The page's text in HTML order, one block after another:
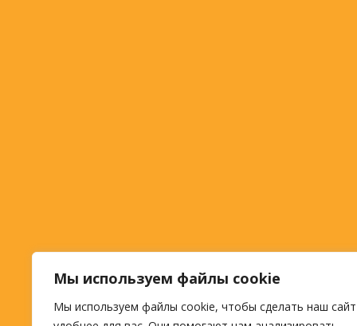
Мы используем файлы cookie
Мы используем файлы cookie, чтобы сделать наш сайт